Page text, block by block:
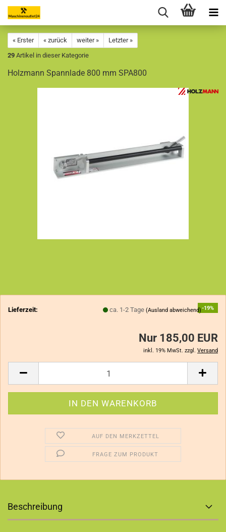
« Erster « zurück weiter »
Letzter »
29 Artikel in dieser Kategorie
Holzmann Spannlade 800 mm SPA800
-19%
Lieferzeit: ca. 1-2 Tage(Ausland abweichend)
Nur 185,00 EUR
inkl. 19% MwSt. zzgl. Versand
AUF DEN MERKZETTEL
FRAGE ZUM PRODUKT
Beschreibung